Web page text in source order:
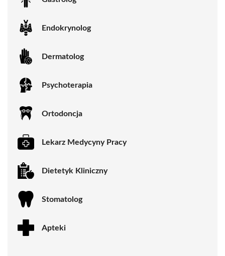
Endokrynolog
Dermatolog
Psychoterapia
Ortodoncja
Lekarz Medycyny Pracy
Dietetyk Kliniczny
Stomatolog
Apteki